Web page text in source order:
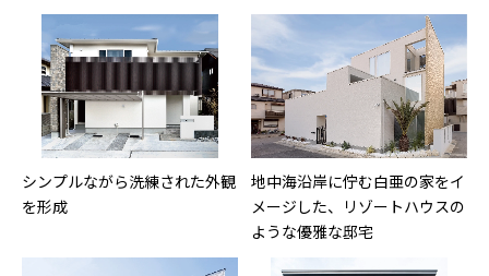
シンプルながら洗練された外観
を形成
地中海沿岸に佇む白亜の家をイ
メージした、リゾートハウスの
ような優雅な邸宅